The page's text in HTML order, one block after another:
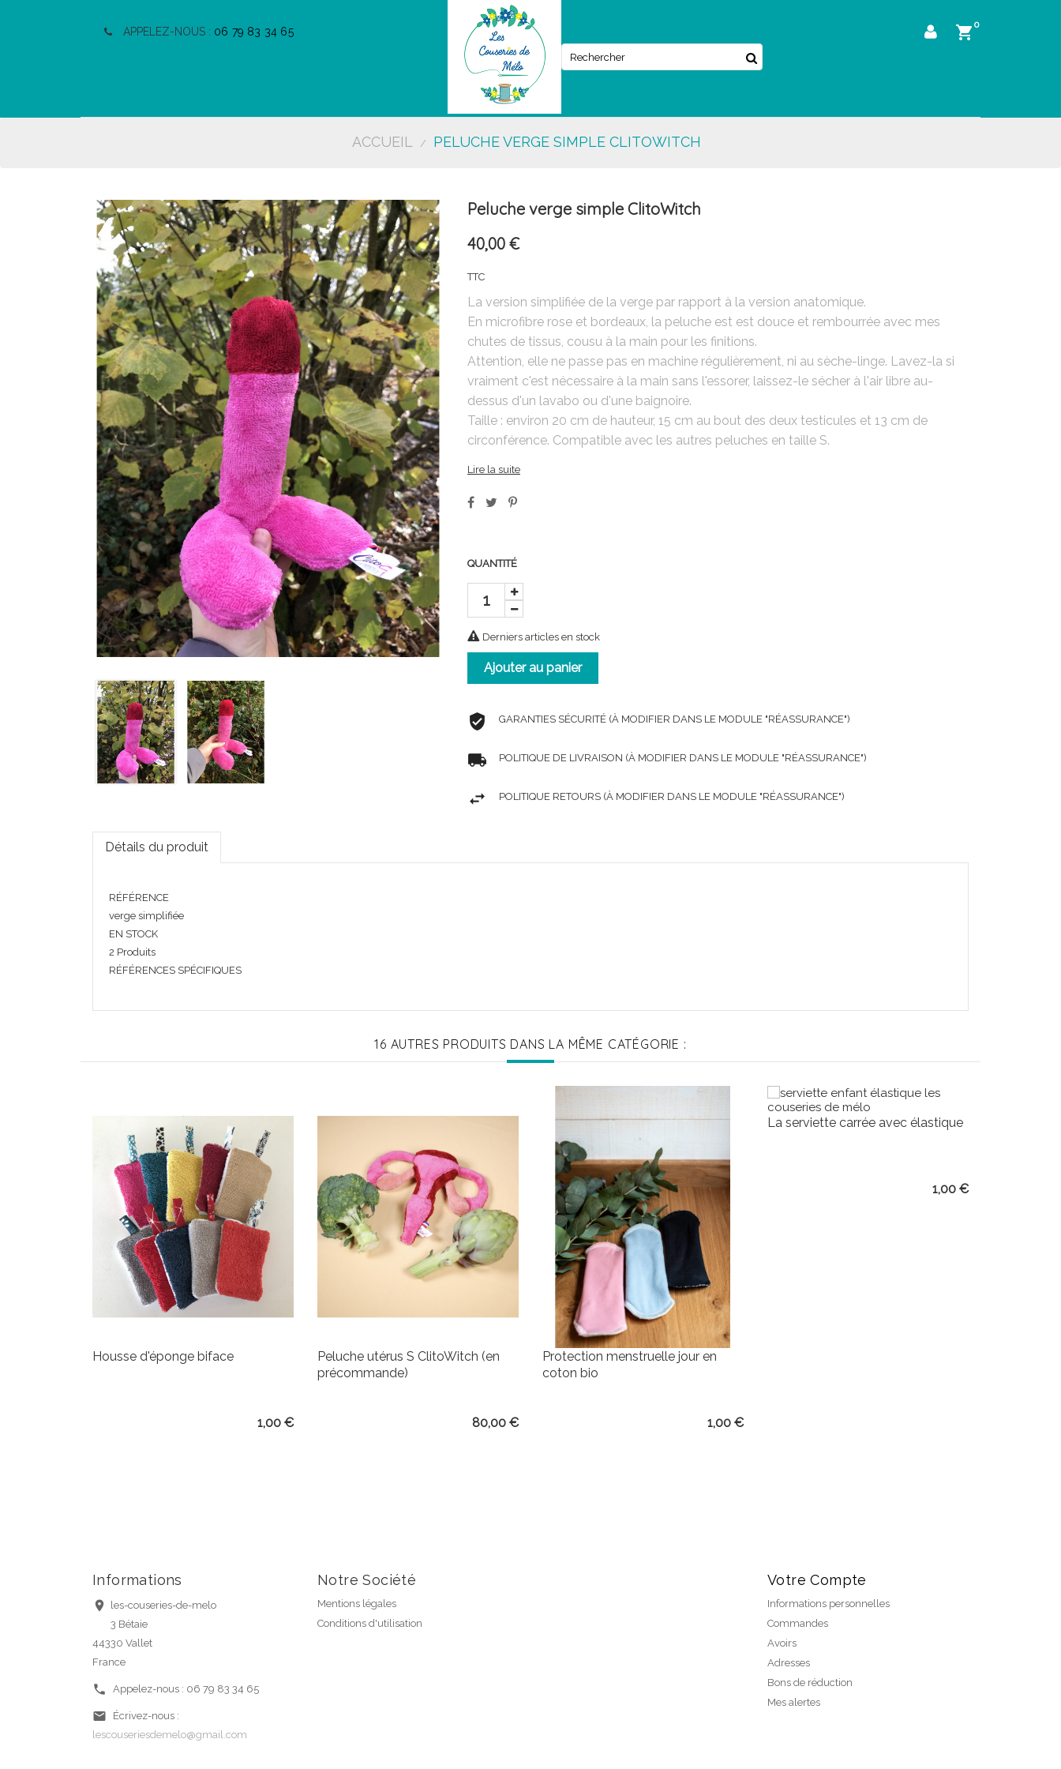
APPELEZ-NOUS : 06 79 83 34 65  0
ACCUEIL PELUCHE VERGE SIMPLE CLITOWITCH
Peluche verge simple ClitoWitch
40,00 €
TTC
La version simplifiée de la verge par rapport à la version anatomique.
En microfibre rose et bordeaux, la peluche est est douce et rembourrée avec mes
chutes de tissus, cousu à la main pour les finitions.
Attention, elle ne passe pas en machine régulièrement, ni au sèche-linge. Lavez-la si
vraiment c'est nécessaire à la main sans l'essorer, laissez-le sécher à l'air libre au-
dessus d'un lavabo ou d'une baignoire.
Taille : environ 20 cm de hauteur, 15 cm au bout des deux testicules et 13 cm de
circonférence. Compatible avec les autres peluches en taille S.
Lire la suite
QUANTITÉ
Derniers articles en stock
Ajouter au panier
GARANTIES SÉCURITÉ (À MODIFIER DANS LE MODULE "RÉASSURANCE")
POLITIQUE DE LIVRAISON (À MODIFIER DANS LE MODULE "RÉASSURANCE")
POLITIQUE RETOURS (À MODIFIER DANS LE MODULE "RÉASSURANCE")
Détails du produit
RÉFÉRENCE
verge simplifiée
EN STOCK
2 Produits
RÉFÉRENCES SPÉCIFIQUES
16 AUTRES PRODUITS DANS LA MÊME CATÉGORIE :
Housse d'éponge biface
Prix
1,00 €
Peluche utérus S ClitoWitch (en
précommande)
Prix
80,00 €
Protection menstruelle jour en
coton bio
Prix
1,00 €
La serviette carrée avec élastique
Prix
1,00 €
Informations
 les-couseries-de-melo
3 Bétaie
44330 Vallet
France
 Appelez-nous : 06 79 83 34 65

Écrivez-nous :
lescouseriesdemelo@gmail.com
Notre Société
Mentions légales
Conditions d'utilisation
Votre Compte
Informations personnelles
Commandes
Avoirs
Adresses
Bons de réduction
Mes alertes